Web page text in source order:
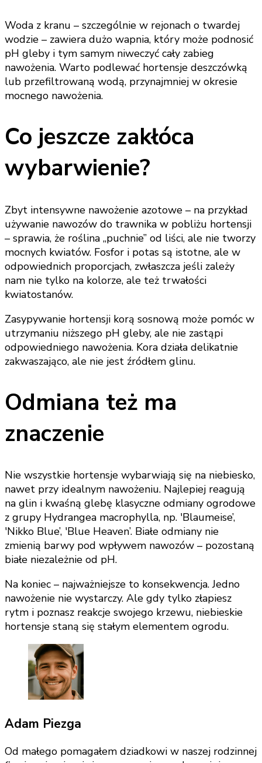
Woda z kranu – szczególnie w rejonach o twardej
wodzie – zawiera dużo wapnia, który może podnosić
pH gleby i tym samym niweczyć cały zabieg
nawożenia. Warto podlewać hortensje deszczówką
lub przefiltrowaną wodą, przynajmniej w okresie
mocnego nawożenia.
Co jeszcze zakłóca
wybarwienie?
Zbyt intensywne nawożenie azotowe – na przykład
używanie nawozów do trawnika w pobliżu hortensji
– sprawia, że roślina „puchnie” od liści, ale nie tworzy
mocnych kwiatów. Fosfor i potas są istotne, ale w
odpowiednich proporcjach, zwłaszcza jeśli zależy
nam nie tylko na kolorze, ale też trwałości
kwiatostanów.
Zasypywanie hortensji korą sosnową może pomóc w
utrzymaniu niższego pH gleby, ale nie zastąpi
odpowiedniego nawożenia. Kora działa delikatnie
zakwaszająco, ale nie jest źródłem glinu.
Odmiana też ma
znaczenie
Nie wszystkie hortensje wybarwiają się na niebiesko,
nawet przy idealnym nawożeniu. Najlepiej reagują
na glin i kwaśną glebę klasyczne odmiany ogrodowe
z grupy Hydrangea macrophylla, np. 'Blaumeise’,
'Nikko Blue’, 'Blue Heaven’. Białe odmiany nie
zmienią barwy pod wpływem nawozów – pozostaną
białe niezależnie od pH.
Na koniec – najważniejsze to konsekwencja. Jedno
nawożenie nie wystarczy. Ale gdy tylko złapiesz
rytm i poznasz reakcje swojego krzewu, niebieskie
hortensje staną się stałym elementem ogrodu.
Adam Piezga
Od małego pomagałem dziadkowi w naszej rodzinnej